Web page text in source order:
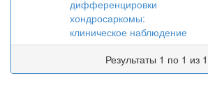
дифференцировки
хондросаркомы:
клиническое наблюдение
Результаты 1 по 1 из 1